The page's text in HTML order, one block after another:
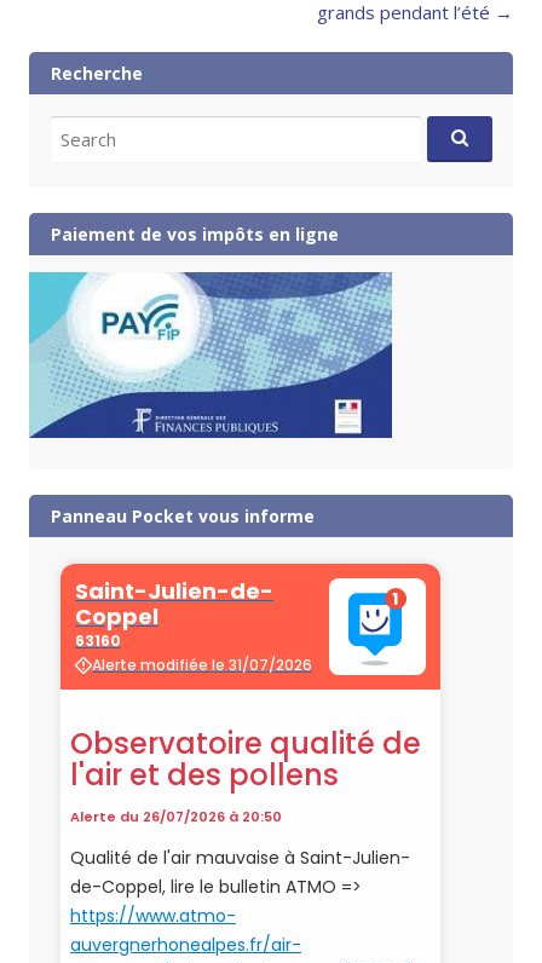
grands pendant l’été →
Recherche
for:
Paiement de vos impôts en ligne
Panneau Pocket vous informe